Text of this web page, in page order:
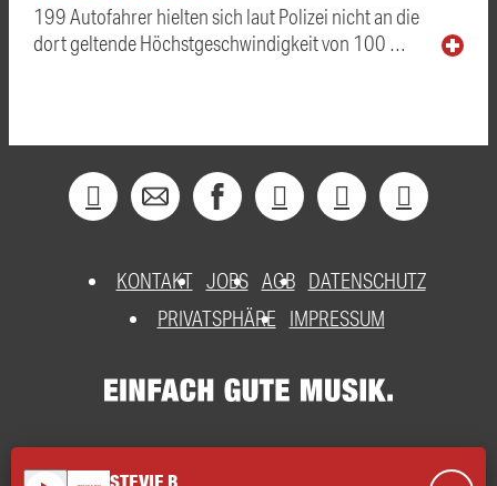
199 Autofahrer hielten sich laut Polizei nicht an die
dort geltende Höchstgeschwindigkeit von 100 …
KONTAKT JOBS AGB DATENSCHUTZ
PRIVATSPHÄRE
IMPRESSUM
STEVIE B